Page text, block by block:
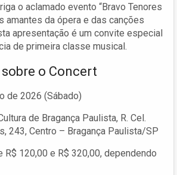
o aclamado evento “Bravo Tenores
amantes da ópera e das canções
apresentação é um convite especial
de primeira classe musical.
o Concert
de 2026 (Sábado)
de Bragança Paulista, R. Cel.
243, Centro – Bragança Paulista/SP
R$ 120,00 e R$ 320,00, dependendo